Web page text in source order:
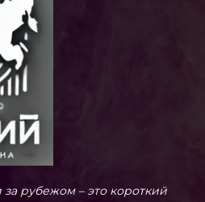
рубежом – это короткий